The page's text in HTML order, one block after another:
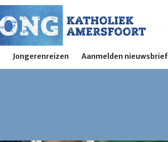
Jongerenreizen Aanmelden nieuwsbrief